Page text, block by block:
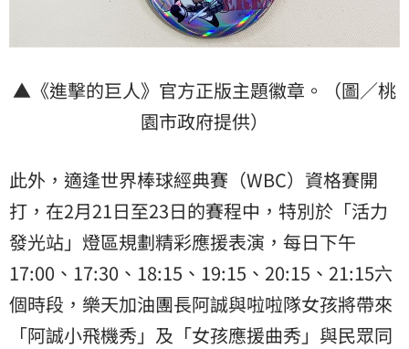
▲《進擊的巨人》官方正版主題徽章。（圖／桃
園市政府提供）
此外，適逢世界棒球經典賽（WBC）資格賽開
打，在2月21日至23日的賽程中，特別於「活力
發光站」燈區規劃精彩應援表演，每日下午
17:00、17:30、18:15、19:15、20:15、21:15六
個時段，樂天加油團長阿誠與啦啦隊女孩將帶來
「阿誠小飛機秀」及「女孩應援曲秀」與民眾同